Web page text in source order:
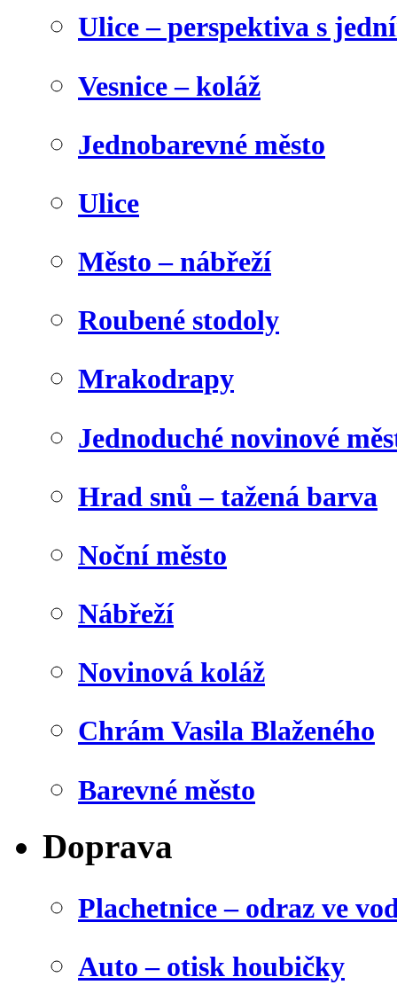
Ulice – perspektiva s
Vesnice – koláž
Jednobarevné město
Ulice
Město – nábřeží
Roubené stodoly
Mrakodrapy
Jednoduché novinové
Hrad snů – tažená barva
Noční město
Nábřeží
Novinová koláž
Chrám Vasila Blaženého
Barevné město
Doprava
Plachetnice – odraz ve
Auto – otisk houbičky